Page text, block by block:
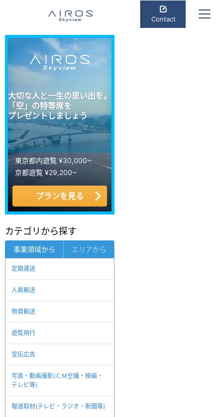
Contact
大切な人と一生の思い出を。
「空」の特等席を
プレゼントしましょう
東京都内遊覧 ¥30,000~
京都遊覧 ¥29,200~
プランを見る
カテゴリから探す
事業領域から エリアから
定期運送
人員輸送
物資輸送
遊覧飛行
宣伝広告
写真・動画撮影(ＣＭ空撮・映画・
テレビ等)
報道取材(テレビ・ラジオ・新聞等)